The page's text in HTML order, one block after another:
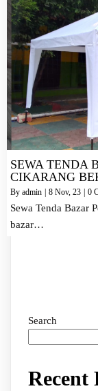
SEWA TENDA
CIKARANG
By admin 8 Nov, 23 0
Sewa Tenda Bazar
bazar…
Search
Recent